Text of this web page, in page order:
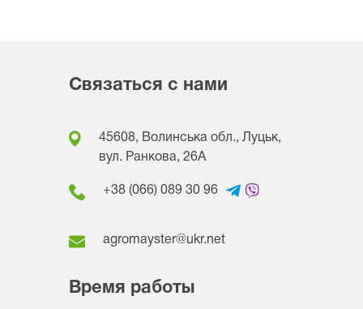
Связаться с нами
45608, Волинська обл., Луцьк,
вул. Ранкова, 26A
+38 (066) 089 30 96
agromayster@ukr.net
Время работы